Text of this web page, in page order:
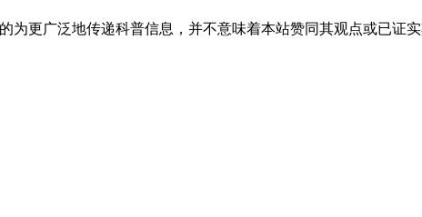
为更广泛地传递科普信息，并不意味着本站赞同其观点或已证